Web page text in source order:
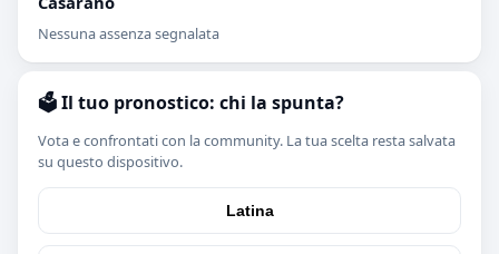
Nessuna assenza segnalata
🗳️ Il tuo pronostico: chi la spunta?
Vota e confrontati con la community. La tua scelta resta salvata
su questo dispositivo.
Latina